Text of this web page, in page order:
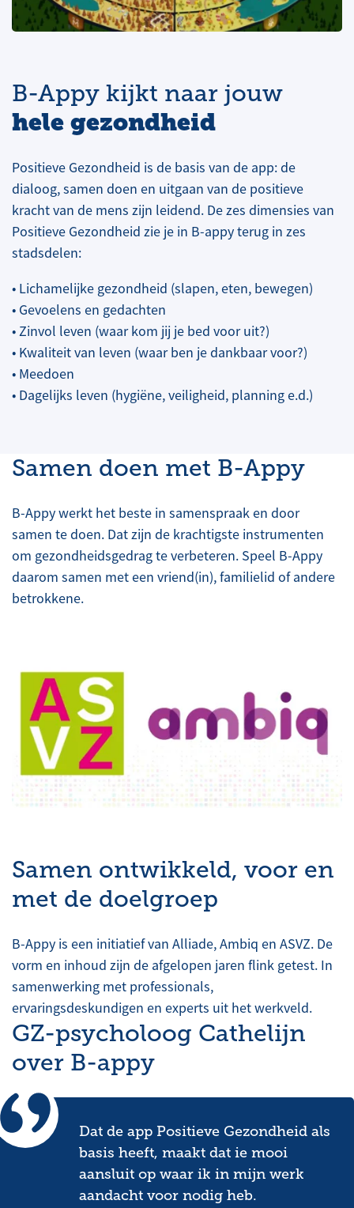
B-Appy kijkt naar jouw
hele gezondheid
Positieve Gezondheid is de basis van de app: de
dialoog, samen doen en uitgaan van de positieve
kracht van de mens zijn leidend. De zes dimensies van
Positieve Gezondheid zie je in B-appy terug in zes
stadsdelen:
• Lichamelijke gezondheid (slapen, eten, bewegen)
• Gevoelens en gedachten
• Zinvol leven (waar kom jij je bed voor uit?)
• Kwaliteit van leven (waar ben je dankbaar voor?)
• Meedoen
• Dagelijks leven (hygiëne, veiligheid, planning e.d.)
Samen doen met B-Appy
B-Appy werkt het beste in samenspraak en door
samen te doen. Dat zijn de krachtigste instrumenten
om gezondheidsgedrag te verbeteren. Speel B-Appy
daarom samen met een vriend(in), familielid of andere
betrokkene.
Samen ontwikkeld, voor en
met de doelgroep
B-Appy is een initiatief van Alliade, Ambiq en ASVZ. De
vorm en inhoud zijn de afgelopen jaren flink getest. In
samenwerking met professionals,
ervaringsdeskundigen en experts uit het werkveld.
GZ-psycholoog Cathelijn
over B-appy
Dat de app Positieve Gezondheid als
basis heeft, maakt dat ie mooi
aansluit op waar ik in mijn werk
aandacht voor nodig heb.